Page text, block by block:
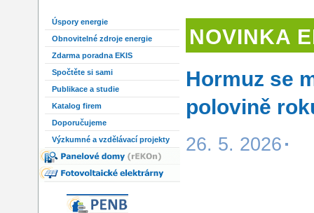
Úspory energie
Obnovitelné zdroje energie
Zdarma poradna EKIS
Spočtěte si sami
Publikace a studie
Katalog firem
Doporučujeme
Výzkumné a vzdělávací projekty
NOVINKA
Hormuz se
polovině
26. 5. 2026